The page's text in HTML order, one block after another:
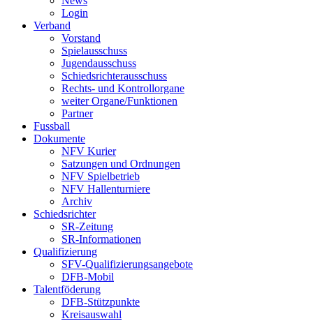
Login
Verband
Vorstand
Spielausschuss
Jugendausschuss
Schiedsrichterausschuss
Rechts- und Kontrollorgane
weiter Organe/Funktionen
Partner
Fussball
Dokumente
NFV Kurier
Satzungen und Ordnungen
NFV Spielbetrieb
NFV Hallenturniere
Archiv
Schiedsrichter
SR-Zeitung
SR-Informationen
Qualifizierung
SFV-Qualifizierungsangebote
DFB-Mobil
Talentföderung
DFB-Stützpunkte
Kreisauswahl